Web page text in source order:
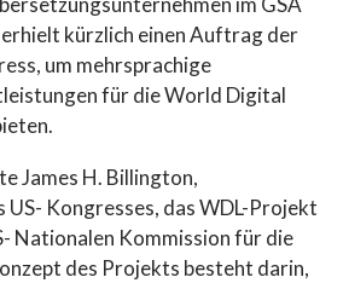
erhielt kürzlich einen Auftrag der
um mehrsprachige
für die World Digital
James H. Billington,
Kongresses, das WDL-Projekt
Nationalen Kommission für die
des Projekts besteht darin,